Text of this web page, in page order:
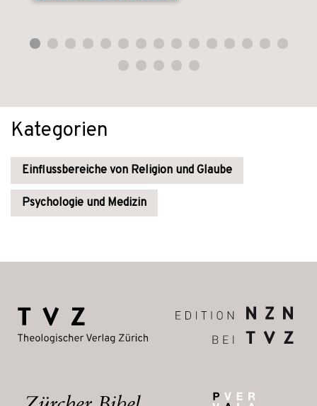
Kategorien
Einflussbereiche von Religion und Glaube
Psychologie und Medizin